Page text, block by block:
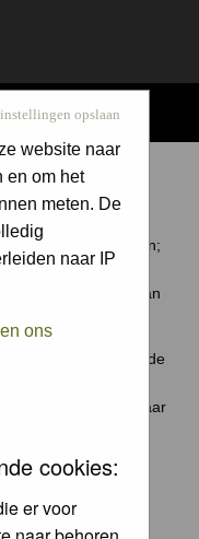
opslaan
website naar
en om het
meten. De
naar IP
ons
cookies:
er voor
voor elke
verborgen schatten;
Camera of een van
of België? Dan past de
je harde schijf, maar